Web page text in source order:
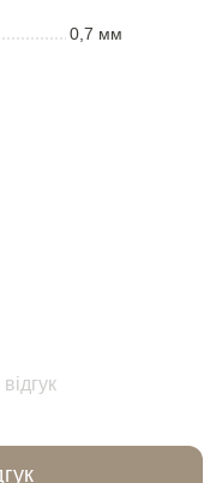
0,7 мм